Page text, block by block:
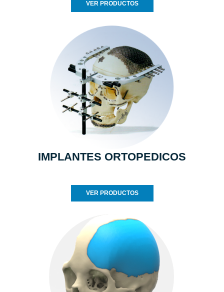
VER PRODUCTOS
IMPLANTES ORTOPEDICOS
VER PRODUCTOS